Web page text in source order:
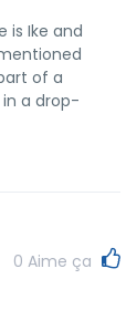
is Ike and
of a
a drop-
0 Aime ça